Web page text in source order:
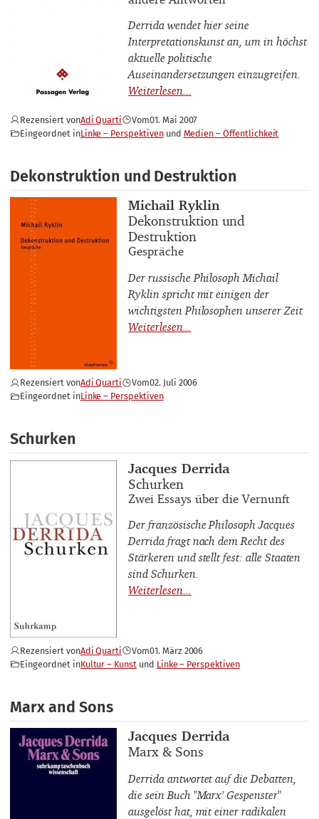
Derrida wendet hier seine
Interpretationskunst an, um in höchst
aktuelle politische
Auseinandersetzungen einzugreifen.
Rezensiert vonAdi Quarti Vom01. Mai 2007
Eingeordnet inLinke – Perspektiven Medien – Öffentlichkeit
Dekonstruktion und Destruktion
Buchautor_innen
Michail Ryklin
Buchtitel
Dekonstruktion und
Destruktion
Buchuntertitel
Gespräche
Der russische Philosoph Michail
Ryklin spricht mit einigen der
wichtigsten Philosophen unserer Zeit
Rezensiert vonAdi Quarti Vom02. Juli 2006
Eingeordnet inLinke – Perspektiven
Schurken
Buchautor_innen
Jacques Derrida
Buchtitel
Schurken
Buchuntertitel
Zwei Essays über die Vernunft
Der französische Philosoph Jacques
Derrida fragt nach dem Recht des
Stärkeren und stellt fest: alle Staaten
sind Schurken.
Rezensiert vonAdi Quarti Vom01. März 2006
Eingeordnet inKultur – Kunst Linke – Perspektiven
Marx and Sons
Buchautor_innen
Jacques Derrida
Buchtitel
Marx & Sons
Derrida antwortet auf die Debatten,
die sein Buch "Marx’ Gespenster"
ausgelöst hat, mit einer radikalen